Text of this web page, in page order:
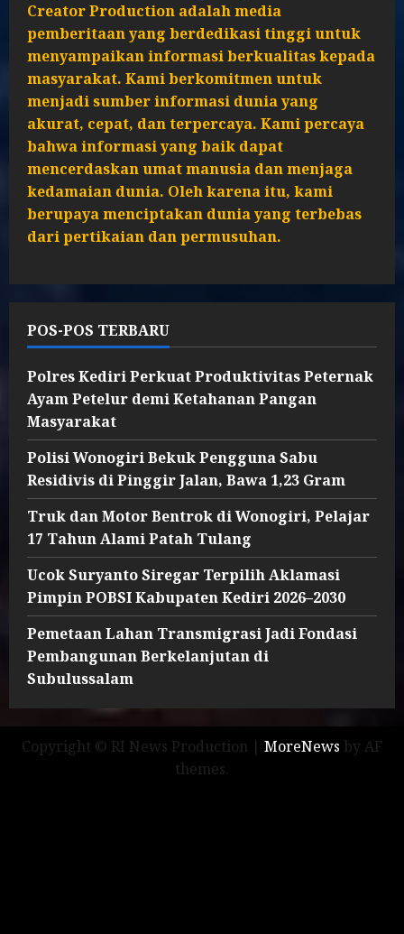
Creator Production adalah media
pemberitaan yang berdedikasi tinggi untuk
menyampaikan informasi berkualitas kepada
masyarakat. Kami berkomitmen untuk
menjadi sumber informasi dunia yang
akurat, cepat, dan terpercaya. Kami percaya
bahwa informasi yang baik dapat
mencerdaskan umat manusia dan menjaga
kedamaian dunia. Oleh karena itu, kami
berupaya menciptakan dunia yang terbebas
dari pertikaian dan permusuhan.
POS-POS TERBARU
Polres Kediri Perkuat Produktivitas Peternak
Ayam Petelur demi Ketahanan Pangan
Masyarakat
Polisi Wonogiri Bekuk Pengguna Sabu
Residivis di Pinggir Jalan, Bawa 1,23 Gram
Truk dan Motor Bentrok di Wonogiri, Pelajar
17 Tahun Alami Patah Tulang
Ucok Suryanto Siregar Terpilih Aklamasi
Pimpin POBSI Kabupaten Kediri 2026–2030
Pemetaan Lahan Transmigrasi Jadi Fondasi
Pembangunan Berkelanjutan di
Subulussalam
Copyright © RI News Production | MoreNews by AF
themes.